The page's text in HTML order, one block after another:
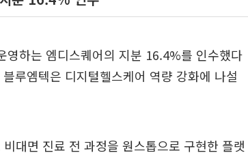
영하는 엠디스퀘어의 지분 16.4%를 인수했다
루엠텍은 디지털헬스케어 역량 강화에 나설
대면 진료 전 과정을 원스톱으로 구현한 플랫